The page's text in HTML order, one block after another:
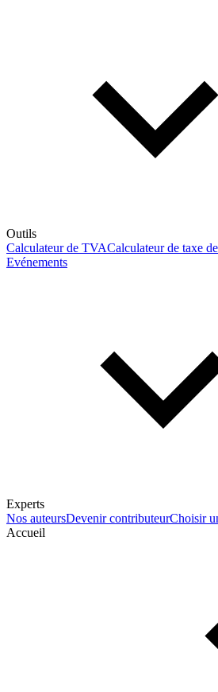
Outils
Calculateur de TVACalculateur de taxe
Evénements
Experts
Nos auteursDevenir contributeurChoisir
Accueil